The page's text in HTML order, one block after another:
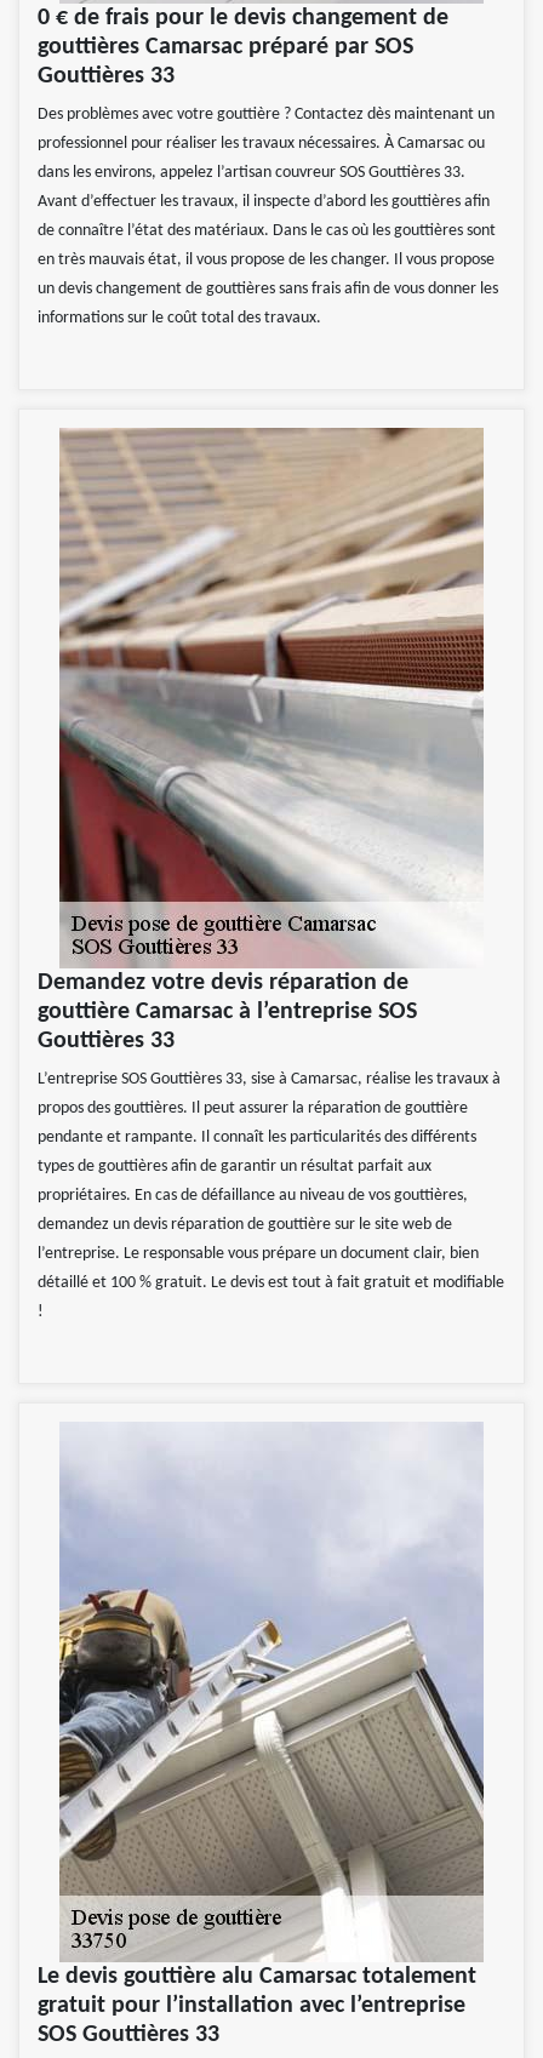
0 € de frais pour le devis changement de
gouttières Camarsac préparé par SOS
Gouttières 33
Des problèmes avec votre gouttière ? Contactez dès maintenant un
professionnel pour réaliser les travaux nécessaires. À Camarsac ou
dans les environs, appelez l’artisan couvreur SOS Gouttières 33.
Avant d’effectuer les travaux, il inspecte d’abord les gouttières afin
de connaître l’état des matériaux. Dans le cas où les gouttières sont
en très mauvais état, il vous propose de les changer. Il vous propose
un devis changement de gouttières sans frais afin de vous donner les
informations sur le coût total des travaux.
Demandez votre devis réparation de
gouttière Camarsac à l’entreprise SOS
Gouttières 33
L’entreprise SOS Gouttières 33, sise à Camarsac, réalise les travaux à
propos des gouttières. Il peut assurer la réparation de gouttière
pendante et rampante. Il connaît les particularités des différents
types de gouttières afin de garantir un résultat parfait aux
propriétaires. En cas de défaillance au niveau de vos gouttières,
demandez un devis réparation de gouttière sur le site web de
l’entreprise. Le responsable vous prépare un document clair, bien
détaillé et 100 % gratuit. Le devis est tout à fait gratuit et modifiable
!
Le devis gouttière alu Camarsac totalement
gratuit pour l’installation avec l’entreprise
SOS Gouttières 33